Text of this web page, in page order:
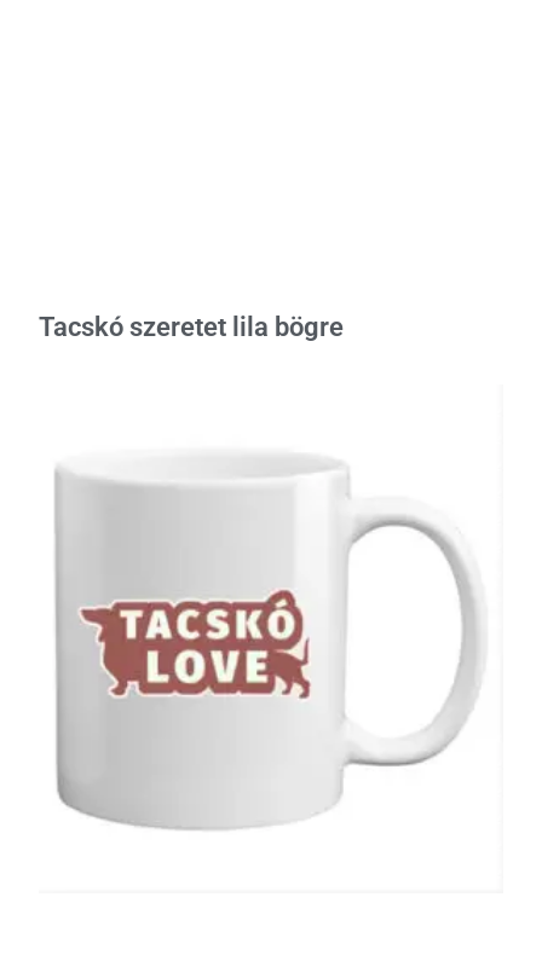
Tacskó szeretet lila bögre